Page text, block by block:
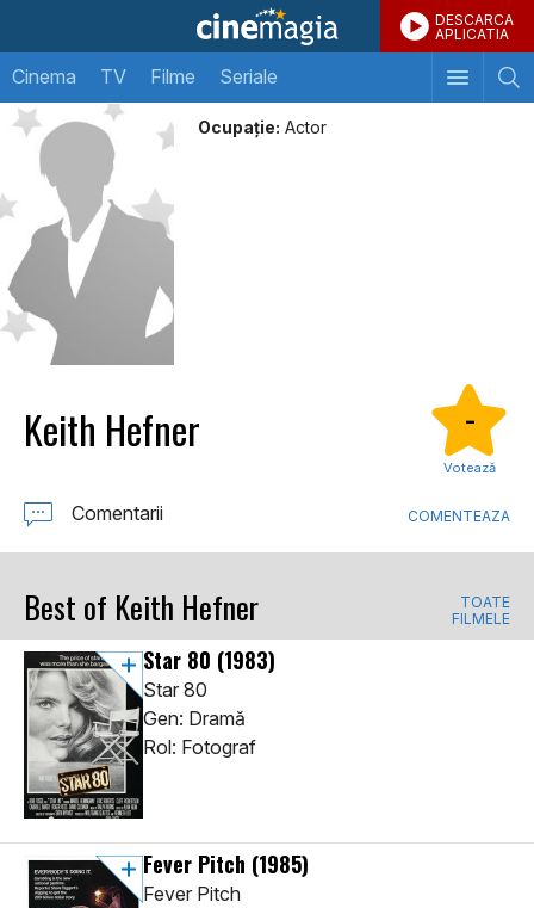
DESCARCA
APLICATIA
Cinema TV Filme Seriale
Ocupație: Actor
Keith Hefner -
Votează
Comentarii COMENTEAZA
Best of Keith Hefner
TOATE
FILMELE
Star 80 (1983)
Star 80
Gen: Dramă
Rol: Fotograf
Fever Pitch (1985)
Fever Pitch